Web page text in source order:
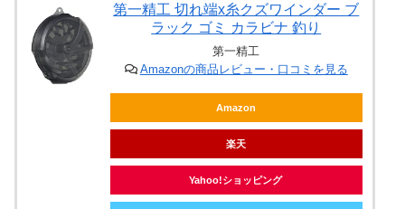
第一精工 切れ端x糸クズワインダー ブ
ラック ゴミ カラビナ 釣り
第一精工
Amazonの商品レビュー・口コミを見る
Amazon
楽天
Yahoo!ショッピング